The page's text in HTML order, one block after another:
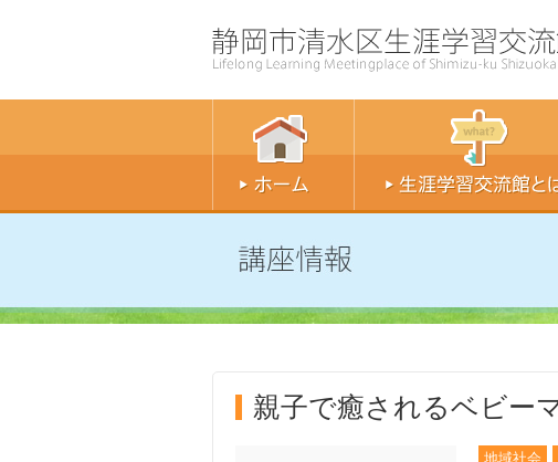
親子で癒されるベビー
地域社会